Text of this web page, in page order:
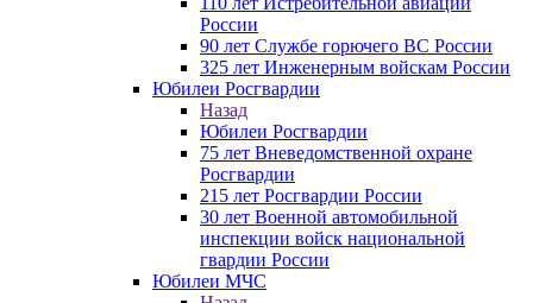
России
90 лет Службе горючего ВС России
325 лет Инженерным войскам России
Юбилеи Росгвардии
Назад
Юбилеи Росгвардии
75 лет Вневедомственной охране
Росгвардии
215 лет Росгвардии России
30 лет Военной автомобильной
инспекции войск национальной
гвардии России
Юбилеи МЧС